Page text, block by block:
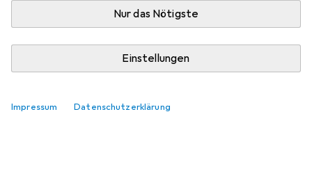
Nur das Nötigste
Einstellungen
Impressum Datenschutzerklärung
Das Netzteil ist gut Verarbeitet.
Jedoch könnte die Steckverbindung zu den Adaptern
besser sein, z.B. mit Bajonettverschluss.